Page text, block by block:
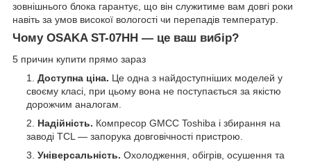
зовнішнього блока гарантує, що він служитиме вам довгі роки
навіть за умов високої вологості чи перепадів температур.
Чому OSAKA ST-07HH — це ваш вибір?
5 причин купити прямо зараз
Доступна ціна. Це одна з найдоступніших моделей у
своєму класі, при цьому вона не поступається за якістю
дорожчим аналогам.
Надійність. Компресор GMCC Toshiba і збирання на
заводі TCL — запорука довговічності пристрою.
Універсальність. Охолодження, обігрів, осушення та